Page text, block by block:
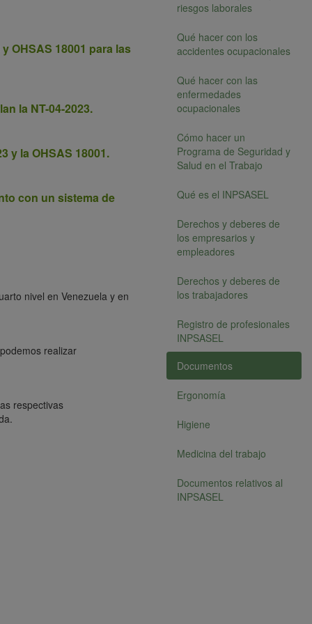
OHSAS 18001 para las
la NT-04-2023.
y la OHSAS 18001.
con un sistema de
nivel en Venezuela y en
realizar
respectivas
riesgos laborales
Qué hacer con los
accidentes ocupacionales
Qué hacer con las
enfermedades
ocupacionales
Cómo hacer un
Programa de Seguridad y
Salud en el Trabajo
Qué es el INPSASEL
Derechos y deberes de
los empresarios y
empleadores
Derechos y deberes de
los trabajadores
Registro de profesionales
INPSASEL
Documentos
Ergonomía
Higiene
Medicina del trabajo
Documentos relativos al
INPSASEL